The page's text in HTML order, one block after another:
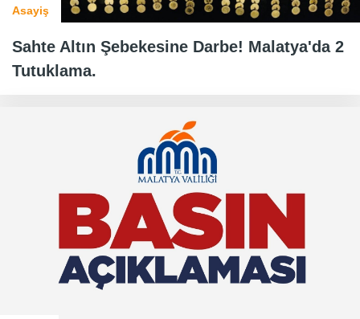
Asayiş
Sahte Altın Şebekesine Darbe! Malatya'da 2
Tutuklama.